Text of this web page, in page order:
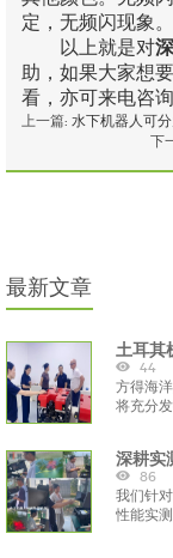
定，无频闪现象。
以上就是对
助，如果大家想
看，亦可来电咨
上一篇: 水下机器人可
下
最新文章
土耳其
44
方得海
将充分
深耕实
86
我们针
性能实